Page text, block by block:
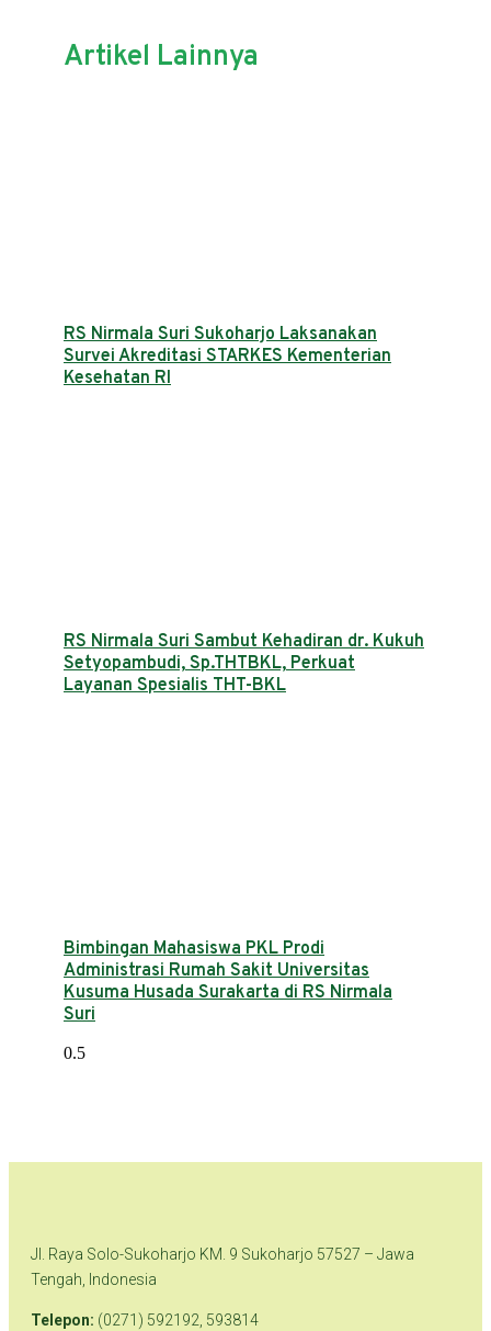
Artikel Lainnya
RS Nirmala Suri Sukoharjo Laksanakan
Survei Akreditasi STARKES Kementerian
Kesehatan RI
RS Nirmala Suri Sambut Kehadiran dr. Kukuh
Setyopambudi, Sp.THTBKL, Perkuat
Layanan Spesialis THT-BKL
Bimbingan Mahasiswa PKL Prodi
Administrasi Rumah Sakit Universitas
Kusuma Husada Surakarta di RS Nirmala
Suri
Jl. Raya Solo-Sukoharjo KM. 9 Sukoharjo 57527 – Jawa
Tengah, Indonesia
Telepon: (0271) 592192, 593814